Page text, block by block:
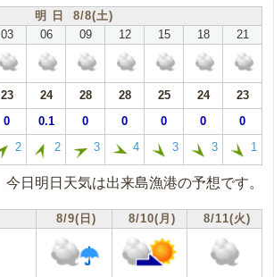
明 日 8/8(土)
03 06 09 12 15 18 21
23 24 28 28 25 24
23
0 0.1 0 0 0 0 0
2 2 3 4 3 3 1
今日明日天気は出来島漁港の予想です。
8/9(日) 8/10(月) 8/11(火)